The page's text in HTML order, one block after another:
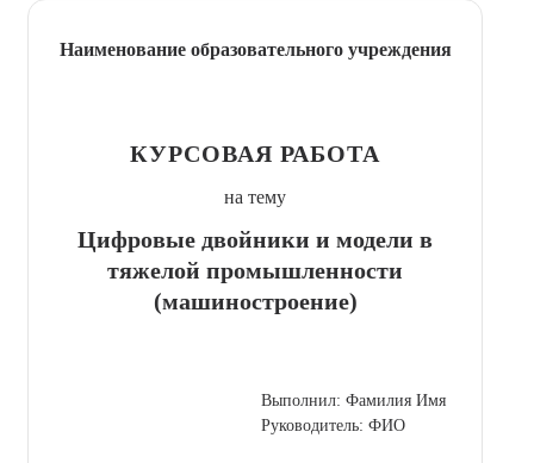
Наименование образовательного учреждения
КУРСОВАЯ РАБОТА
на тему
Цифровые двойники и модели в
тяжелой промышленности
(машиностроение)
Выполнил: Фамилия Имя
Руководитель: ФИО